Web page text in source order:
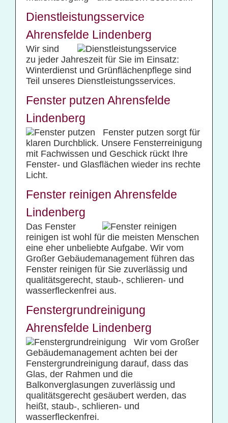
Dienstleistungsservice
Ahrensfelde Lindenberg
Wir sind
zu jeder Jahreszeit für Sie im Einsatz:
Winterdienst und Grünflächenpflege sind
Teil unseres Dienstleistungsservices.
Fenster putzen Ahrensfelde
Lindenberg
Fenster putzen sorgt für
klaren Durchblick. Unsere Fensterreinigung
mit Fachwissen und Geschick rückt Ihre
Fenster- und Glasflächen wieder ins rechte
Licht.
Fenster reinigen Ahrensfelde
Lindenberg
Das Fenster
reinigen ist wohl für die meisten Menschen
eine eher unbeliebte Aufgabe. Wir vom
Großer Gebäudemanagement führen das
Fenster reinigen für Sie zuverlässig und
qualitätsgerecht, staub-, schlieren- und
wasserfleckenfrei aus.
Fenstergrundreinigung
Ahrensfelde Lindenberg
Wir vom Großer
Gebäudemanagement achten bei der
Fenstergrundreinigung darauf, dass das
Glas, der Rahmen und die
Balkonverglasungen zuverlässig und
qualitätsgerecht gesäubert werden, das
heißt, staub-, schlieren- und
wasserfleckenfrei.